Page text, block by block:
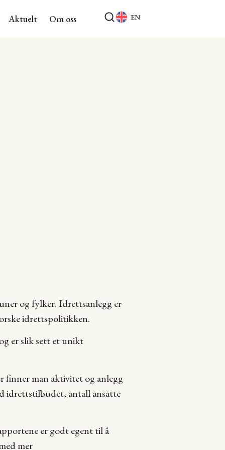
Aktuelt Om oss EN
og fylker. Idrettsanlegg er
idrettspolitikken.
er slik sett et unikt
finner man aktivitet og anlegg
idrettstilbudet, antall ansatte
er godt egent til å
mer